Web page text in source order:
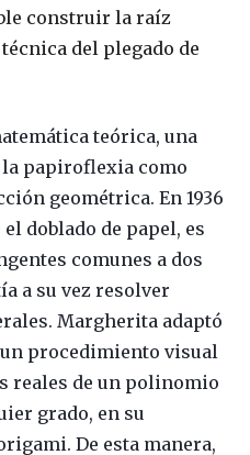
construir la raíz
del plegado de
teórica, una
papiroflexia como
geométrica. En 1936
doblado de papel, es
comunes a dos
a su vez resolver
Margherita adaptó
procedimiento visual
reales de un polinomio
grado, en su
De esta manera,